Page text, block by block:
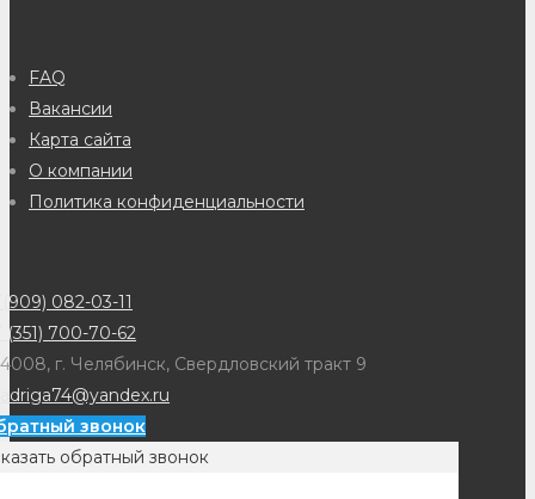
FAQ
Вакансии
Карта сайта
О компании
Политика конфиденциальности
082-03-11
(351) 700-70-62
г. Челябинск, Свердловский тракт 9
звонок
обратный звонок